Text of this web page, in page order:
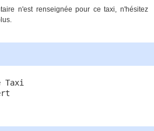
n'est renseignée pour ce taxi, n'hésitez
Taxi